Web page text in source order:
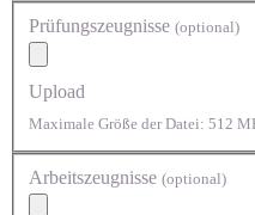
Prüfungszeugnisse (optional)
Upload
Maximale Größe der Datei: 512
Arbeitszeugnisse (optional)